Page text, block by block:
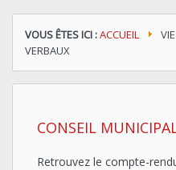
VOUS ÊTES ICI :ACCUEIL
VERBAUX
CONSEIL
Retrouvez le compte-